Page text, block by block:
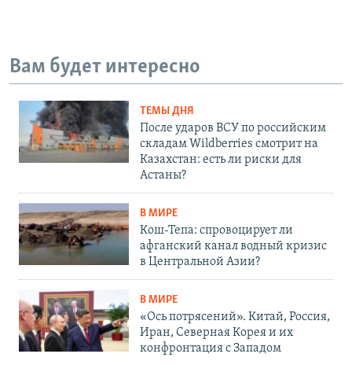
Вам будет интересно
ТЕМЫ ДНЯ
После ударов ВСУ по российским
складам Wildberries смотрит на
Казахстан: есть ли риски для
Астаны?
В МИРЕ
Кош-Тепа: спровоцирует ли
афганский канал водный кризис
в Центральной Азии?
В МИРЕ
«Ось потрясений». Китай, Россия,
Иран, Северная Корея и их
конфронтация с Западом